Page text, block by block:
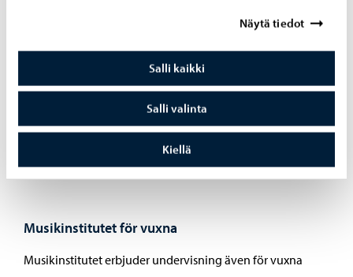
Näytä tiedot
Salli kaikki
Salli valinta
Kiellä
– Musiklyssning utvecklar ditt
musikaliska uttryck. Målet är att eleverna ska lyssna på
minst tre konserter per år.
– Musikinstitutet ordnar kurser,
perioder och evenemang som erbjuder nya perspektiv
Musikinstitutet för vuxna
Musikinstitutet erbjuder undervisning även för vuxna